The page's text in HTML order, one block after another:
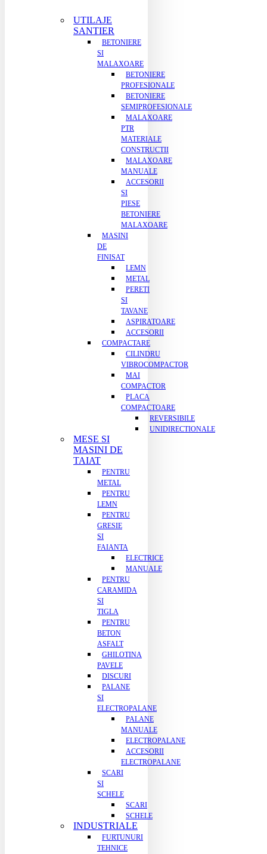
UTILAJE
SANTIER
BETONIERE
SI
MALAXOARE
BETONIERE
PROFESIONALE
BETONIERE
SEMIPROFESIONALE
MALAXOARE
PTR
MATERIALE
CONSTRUCTII
MALAXOARE
MANUALE
ACCESORII
SI
PIESE
BETONIERE
MALAXOARE
MASINI
DE
FINISAT
LEMN
METAL
PERETI
SI
TAVANE
ASPIRATOARE
ACCESORII
COMPACTARE
CILINDRU
VIBROCOMPACTOR
MAI
COMPACTOR
PLACA
COMPACTOARE
REVERSIBILE
UNIDIRECTIONALE
MESE SI
MASINI DE
TAIAT
PENTRU
METAL
PENTRU
LEMN
PENTRU
GRESIE
SI
FAIANTA
ELECTRICE
MANUALE
PENTRU
CARAMIDA
SI
TIGLA
PENTRU
BETON
ASFALT
GHILOTINA
PAVELE
DISCURI
PALANE
SI
ELECTROPALANE
PALANE
MANUALE
ELECTROPALANE
ACCESORII
ELECTROPALANE
SCARI
SI
SCHELE
SCARI
SCHELE
INDUSTRIALE
FURTUNURI
TEHNICE